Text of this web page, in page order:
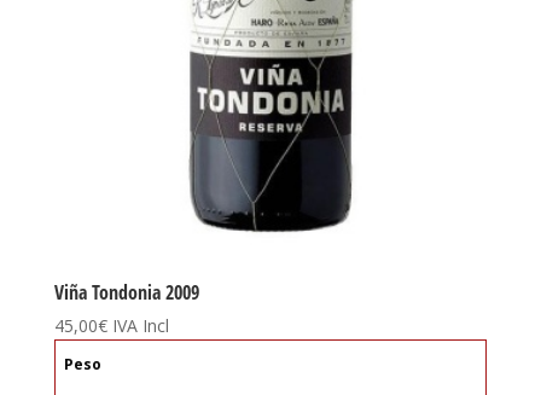
Viña Tondonia 2009
45,00€ IVA Incl
Peso